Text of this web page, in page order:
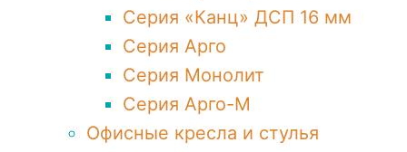
Серия «Канц» ДСП 16 мм
Серия Арго
Серия Монолит
Серия Арго-М
Офисные кресла и стулья